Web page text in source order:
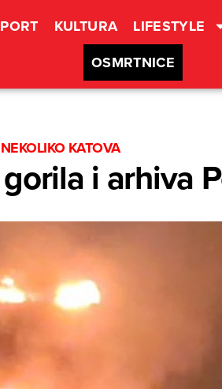
KULTURA LIFESTYLE
OSMRTNICE
KATOVA
i arhiva